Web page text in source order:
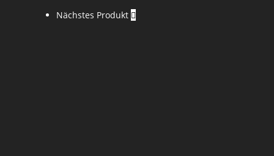
Nächstes Produkt